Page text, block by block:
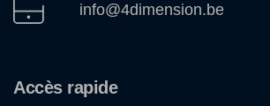
info@4dimension.be
Accès rapide